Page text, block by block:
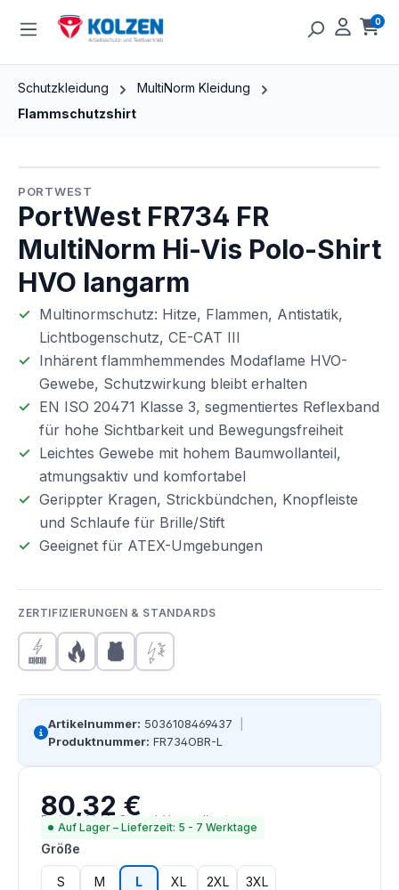
Zum Hauptinhalt springen 0
Schutzkleidung
MultiNorm Kleidung
Flammschutzshirt
PORTWEST
PortWest FR734 FR
MultiNorm Hi-Vis Polo-Shirt
HVO langarm
Multinormschutz: Hitze, Flammen, Antistatik,
Lichtbogenschutz, CE-CAT III
Inhärent flammhemmendes Modaflame HVO-
Gewebe, Schutzwirkung bleibt erhalten
EN ISO 20471 Klasse 3, segmentiertes Reflexband
für hohe Sichtbarkeit und Bewegungsfreiheit
Leichtes Gewebe mit hohem Baumwollanteil,
atmungsaktiv und komfortabel
Gerippter Kragen, Strickbündchen, Knopfleiste
und Schlaufe für Brille/Stift
Geeignet für ATEX-Umgebungen
ZERTIFIZIERUNGEN & STANDARDS
Artikelnummer: 5036108469437
Produktnummer: FR734OBR-L
Regulärer Preis:
80,32 €
Preise inkl. MwSt. zzgl. Versandkosten
Auf Lager – Lieferzeit: 5 - 7 Werktage
Größe
S M L XL 2XL 3XL